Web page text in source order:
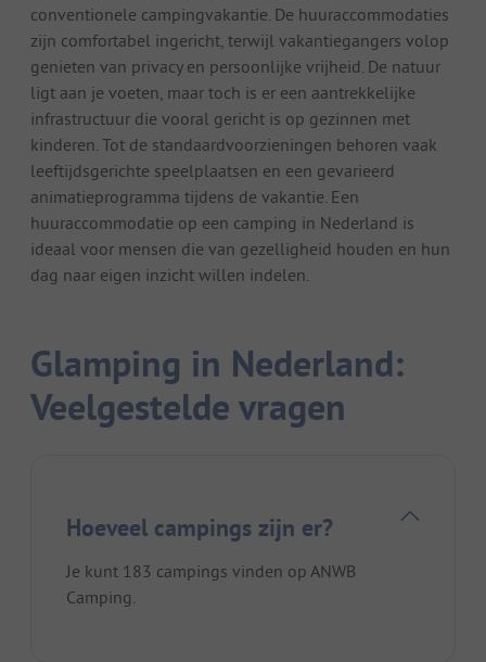
conventionele campingvakantie. De huuraccommodaties
zijn comfortabel ingericht, terwijl vakantiegangers volop
genieten van privacy en persoonlijke vrijheid. De natuur
ligt aan je voeten, maar toch is er een aantrekkelijke
infrastructuur die vooral gericht is op gezinnen met
kinderen. Tot de standaardvoorzieningen behoren vaak
leeftijdsgerichte speelplaatsen en een gevarieerd
animatieprogramma tijdens de vakantie. Een
huuraccommodatie op een camping in Nederland is
ideaal voor mensen die van gezelligheid houden en hun
dag naar eigen inzicht willen indelen.
Glamping in Nederland:
Veelgestelde vragen
Hoeveel campings zijn er?
Je kunt 183 campings vinden op ANWB
Camping.